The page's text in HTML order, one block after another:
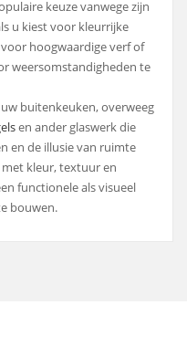
keuze vanwege zijn
u kiest voor kleurrijke
hoogwaardige verf of
weersomstandigheden te
buitenkeuken, overweeg
en ander glaswerk die
en de illusie van ruimte
met kleur, textuur en
functionele als visueel
bouwen.